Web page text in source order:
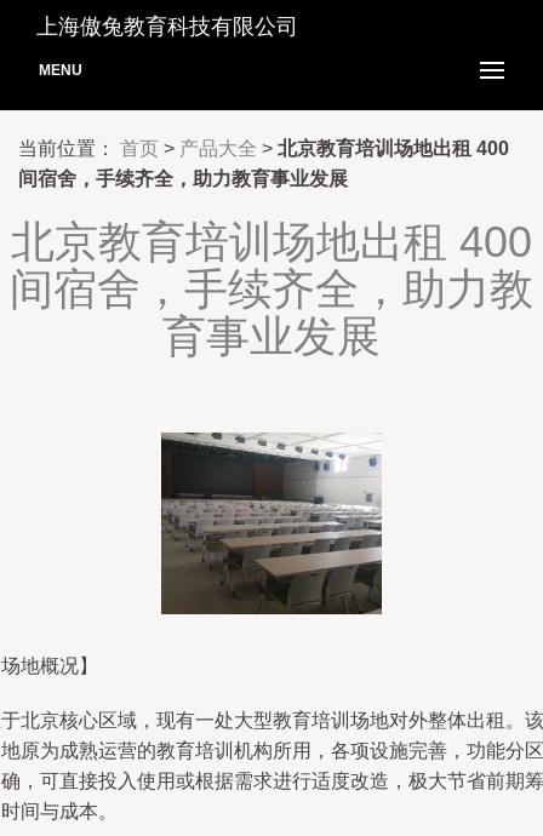
上海傲兔教育科技有限公司
MENU
当前位置： 首页 > 产品大全 > 北京教育培训场地出租 400
间宿舍，手续齐全，助力教育事业发展
北京教育培训场地出租 400
间宿舍，手续齐全，助力教
育事业发展
地概况】
北京核心区域，现有一处大型教育培训场地对外整体出租。该
原为成熟运营的教育培训机构所用，各项设施完善，功能分区
，可直接投入使用或根据需求进行适度改造，极大节省前期筹
间与成本。